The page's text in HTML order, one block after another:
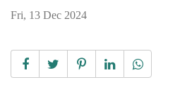
Fri, 13 Dec 2024